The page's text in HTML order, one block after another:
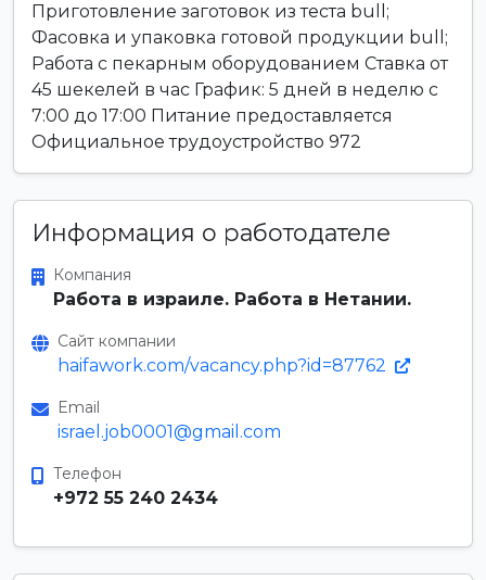
Приготовление заготовок из теста bull;
Фасовка и упаковка готовой продукции bull;
Работа с пекарным оборудованием Ставка от
45 шекелей в час График: 5 дней в неделю с
7:00 до 17:00 Питание предоставляется
Официальное трудоустройство 972
Информация о работодателе
Компания
Работа в израиле. Работа в Нетании.
Сайт компании
haifawork.com/vacancy.php?id=87762
Email
israel.job0001@gmail.com
Телефон
+972 55 240 2434